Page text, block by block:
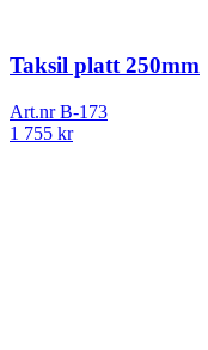
Taksil platt 250mm
Art.nrB-173
1 755 kr